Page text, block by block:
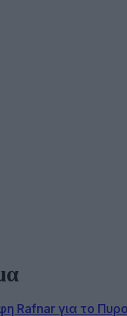
Rafnar για το